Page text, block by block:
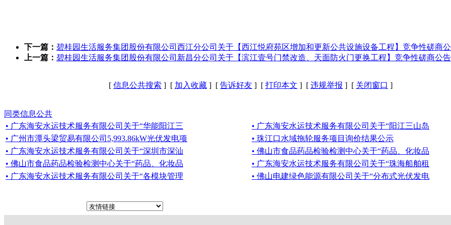
下一篇： 碧桂园生活服务集团股份有限公司西江分公司关于【西江悦府苑区增加和更新公共设施设备工程】竞争性磋商
上一篇： 碧桂园生活服务集团股份有限公司新昌分公司关于【滨江壹号门禁改造、天面防火门更换工程】竞争性磋商公告
[ 信息公共搜索 ] [ 加入收藏 ] [ 告诉好友 ] [ 打印本文 ] [ 违规举报 ] [ 关闭窗口 ]
同类信息公共
• 广东海安水运技术服务有限公司关于“华能阳江三
• 广东海安水运技术服务有限公司关于“阳江三山岛
• 广州市潭头梁贸易有限公司5,993.86kW光伏发电项
• 珠江口水域拖轮服务项目询价结果公示
• 广东海安水运技术服务有限公司关于“深圳市深汕
• 佛山市食品药品检验检测中心关于“药品、化妆品
• 佛山市食品药品检验检测中心关于“药品、化妆品
• 广东海安水运技术服务有限公司关于“珠海船舶租
• 广东海安水运技术服务有限公司关于“各模块管理
• 佛山电建绿色能源有限公司关于“分布式光伏发电